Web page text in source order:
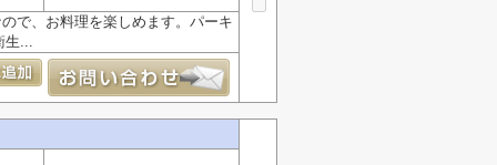
で、お料理を楽しめます。パーキ
生...